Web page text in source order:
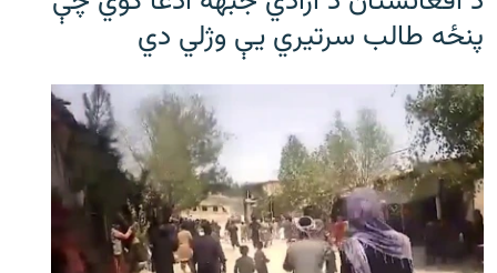
پنځه طالب سرتیري يې وژلي دي